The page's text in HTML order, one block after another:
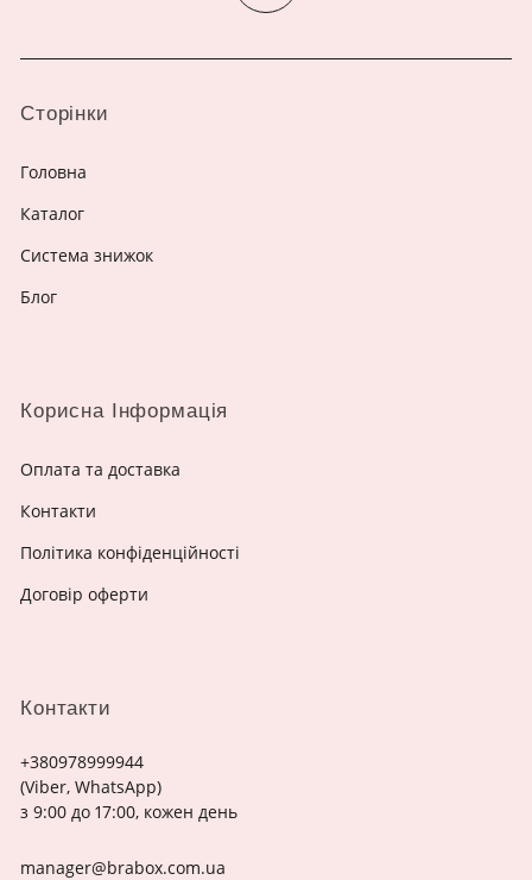
Контакти
+380978999944
(Viber, WhatsApp)
з 9:00 до 17:00, кожен день
manager@brabox.com.ua
Сторінки
Головна
Каталог
Система знижок
Блог
Корисна Інформація
Оплата та доставка
Контакти
Політика конфіденційності
Договір оферти